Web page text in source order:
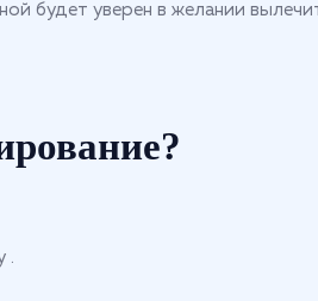
будет уверен в желании
.